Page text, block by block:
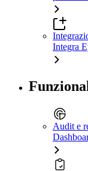
Integra
Audit e